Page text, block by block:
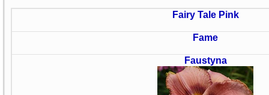
Fairy Tale Pink
Fame
Faustyna